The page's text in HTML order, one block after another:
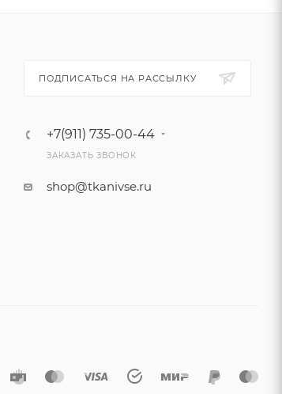
ПОДПИСАТЬСЯ НА РАССЫЛКУ
+7(911) 735-00-44
ЗАКАЗАТЬ ЗВОНОК
shop@tkanivse.ru